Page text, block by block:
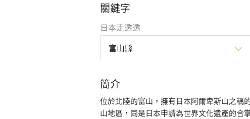
關鍵字
日本走透透
富山縣
簡介
位於北陸的富山，擁有日本阿爾卑斯山之稱
山地區，同是日本申請為世界文化遺產的合